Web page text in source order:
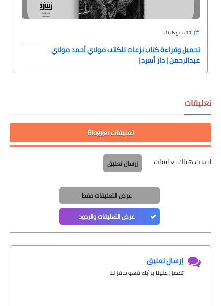
11 مايو 2026
تحميل وقراءة كتاب نزعات للكاتب مولاي أحمد مولاي
عبدالرحمن | دار أسرد |
تعليقات
تعليقات Blogger
ليست هناك تعليقات إرسال تعليق
عرض التعليقات فقط
عرض التعليقات والردود
إرسال تعليق
تفضل علينا برأيك فهو حافز لنا